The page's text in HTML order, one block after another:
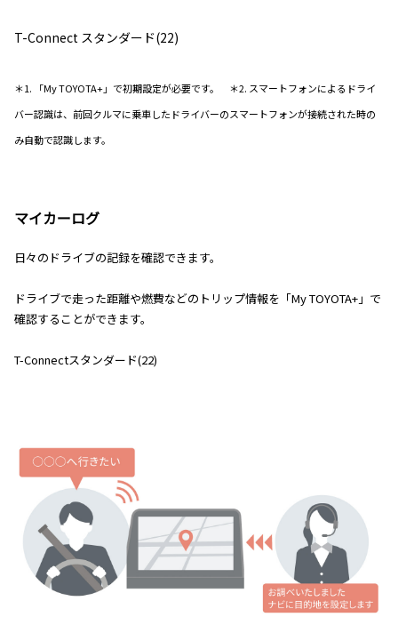
T-Connect スタンダード(22)
＊1. 「My TOYOTA+」で初期設定が必要です。 ＊2. スマートフォンによるドライ
バー認識は、前回クルマに乗車したドライバーのスマートフォンが接続された時の
み自動で認識します。
マイカーログ
日々のドライブの記録を確認できます。
ドライブで走った距離や燃費などのトリップ情報を「My TOYOTA+」で
確認することができます。
T-Connectスタンダード(22)